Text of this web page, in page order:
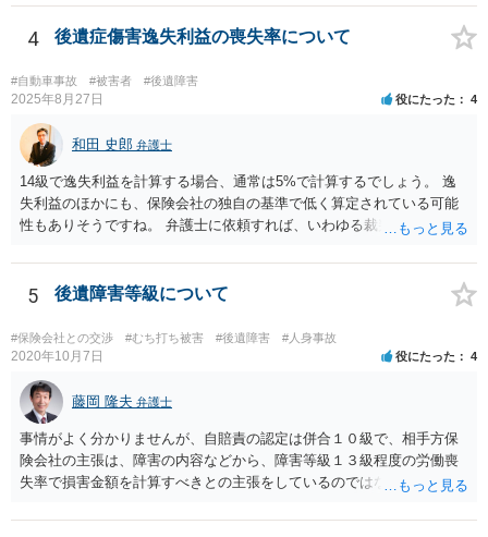
す（ご自宅の火災保険や自動車の任意保険等を確認してみて下さい。
加入したつもりがなくても、確認してみたら付いていたということが
4 後遺症傷害逸失利益の喪失率について
#自動車事故 #被害者 #後遺障害
2025年8月27日 役にたった 4
和田 史郎 弁護士
14級で逸失利益を計算する場合、通常は5%で計算するでしょう。 逸
失利益のほかにも、保険会社の独自の基準で低く算定されている可能
性もありそうですね。 弁護士に依頼すれば、いわゆる裁判基準程度の
5 後遺障害等級について
#保険会社との交渉 #むち打ち被害 #後遺障害 #人身事故
2020年10月7日 役にたった 4
藤岡 隆夫 弁護士
事情がよく分かりませんが、自賠責の認定は併合１０級で、相手方保
険会社の主張は、障害の内容などから、障害等級１３級程度の労働喪
失率で損害金額を計算すべきとの主張をしているのではないでしょう
ので、弁護士を交代しても状況は変わらないでしょう。今の弁護士と